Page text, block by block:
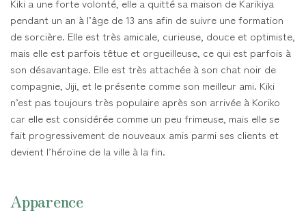
Kiki a une forte volonté, elle a quitté sa maison de Karikiya
pendant un an à l’âge de 13 ans afin de suivre une formation
de sorcière. Elle est très amicale, curieuse, douce et optimiste,
mais elle est parfois têtue et orgueilleuse, ce qui est parfois à
son désavantage. Elle est très attachée à son chat noir de
compagnie, Jiji, et le présente comme son meilleur ami. Kiki
n’est pas toujours très populaire après son arrivée à Koriko
car elle est considérée comme un peu frimeuse, mais elle se
fait progressivement de nouveaux amis parmi ses clients et
devient l’héroïne de la ville à la fin.
Apparence